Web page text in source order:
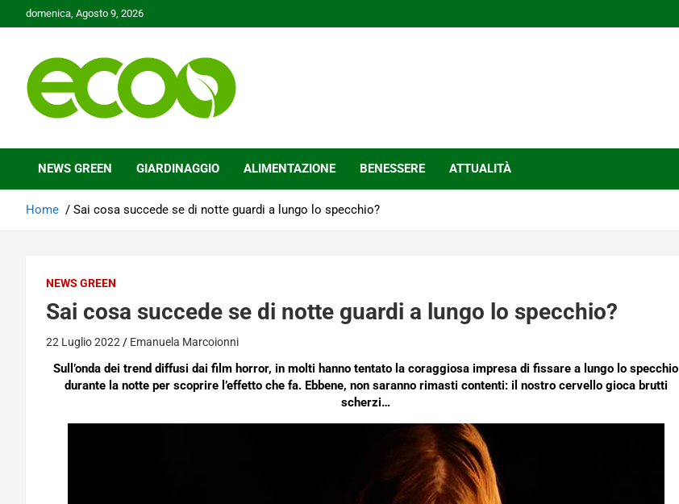
to
domenica, Agosto 9, 2026
Ecoo.it
NEWS GREEN GIARDINAGGIO ALIMENTAZIONE BENESSERE ATTUALITÀ
Home Sai cosa succede se di notte guardi a lungo lo specchio?
NEWS GREEN
Sai cosa succede se di notte guardi a lungo lo specchio?
22 Luglio 2022 Emanuela Marcoionni
Sull’onda dei trend diffusi dai film horror, in molti hanno tentato la coraggiosa impresa di fissare a lungo lo specchio
durante la notte per scoprire l’effetto che fa. Ebbene, non saranno rimasti contenti: il nostro cervello gioca brutti
scherzi…